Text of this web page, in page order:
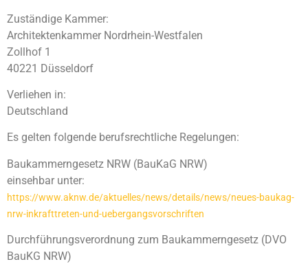
Zuständige Kammer:
Architektenkammer Nordrhein-Westfalen
Zollhof 1
40221 Düsseldorf
Verliehen in:
Deutschland
Es gelten folgende berufsrechtliche Regelungen:
Baukammerngesetz NRW (BauKaG NRW)
einsehbar unter:
https://www.aknw.de/aktuelles/news/details/news/neues-baukag-
nrw-inkrafttreten-und-uebergangsvorschriften
Durchführungsverordnung zum Baukammerngesetz (DVO
BauKG NRW)